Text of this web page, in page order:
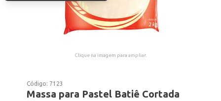
Clique na imagem para ampliar.
Código: 7123
Massa para Pastel Batiê Cortada